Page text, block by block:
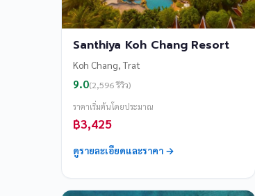
Santhiya Koh Chang Resort
Koh Chang, Trat
9.0(2,596 รีวิว)
ราคาเริ่มต้นโดยประมาณ
฿3,425
ดูรายละเอียดและราคา →